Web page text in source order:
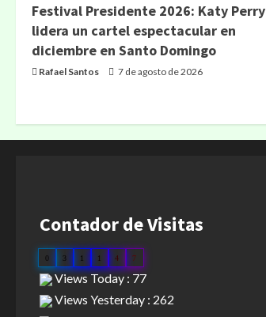
Festival Presidente 2026: Katy Perry
lidera un cartel espectacular en
diciembre en Santo Domingo
Rafael Santos 7 de agosto de 2026
Contador de Visitas
3 1 1 4 7
Views Today : 77
Views Yesterday : 262